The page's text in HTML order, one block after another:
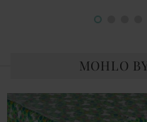
MOHLO